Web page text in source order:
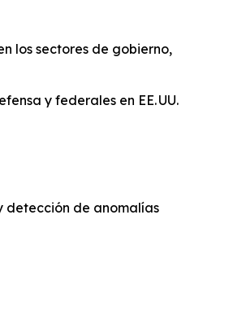
los sectores de gobierno,
y federales en EE. UU.
detección de anomalías